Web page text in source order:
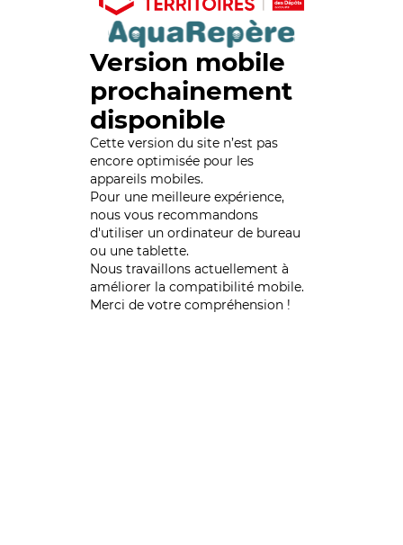
Version mobile
prochainement
disponible
Cette version du site n’est pas
encore optimisée pour les
appareils mobiles.
Pour une meilleure expérience,
nous vous recommandons
d'utiliser un ordinateur de bureau
ou une tablette.
Nous travaillons actuellement à
améliorer la compatibilité mobile.
Merci de votre compréhension !